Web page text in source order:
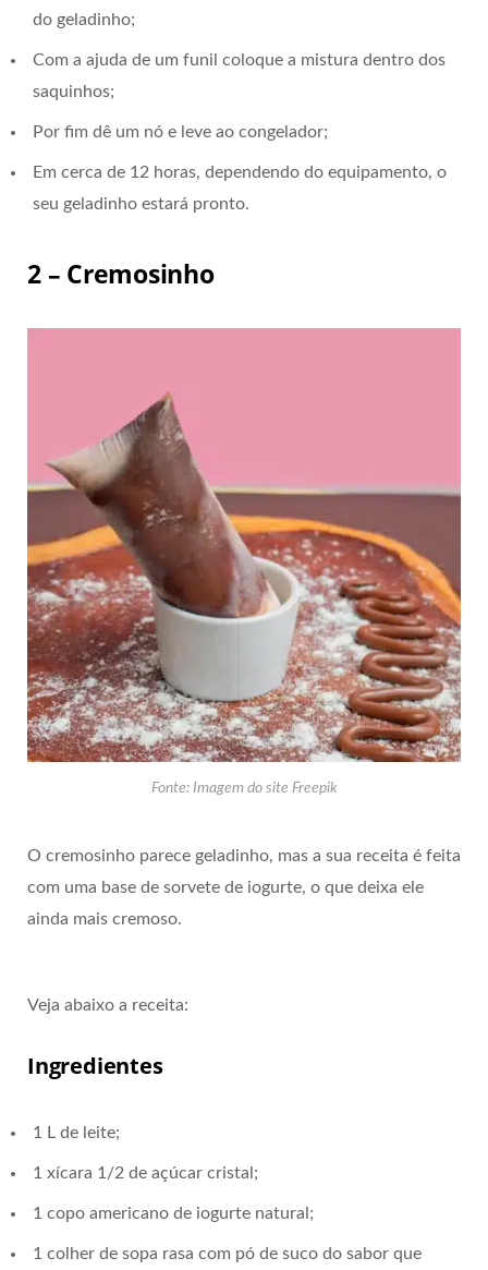
do geladinho;
Com a ajuda de um funil coloque a mistura dentro dos
saquinhos;
Por fim dê um nó e leve ao congelador;
Em cerca de 12 horas, dependendo do equipamento, o
seu geladinho estará pronto.
2 – Cremosinho
Fonte: Imagem do site Freepik
O cremosinho parece geladinho, mas a sua receita é feita
com uma base de sorvete de iogurte, o que deixa ele
ainda mais cremoso.
Veja abaixo a receita:
Ingredientes
1 L de leite;
1 xícara 1/2 de açúcar cristal;
1 copo americano de iogurte natural;
1 colher de sopa rasa com pó de suco do sabor que